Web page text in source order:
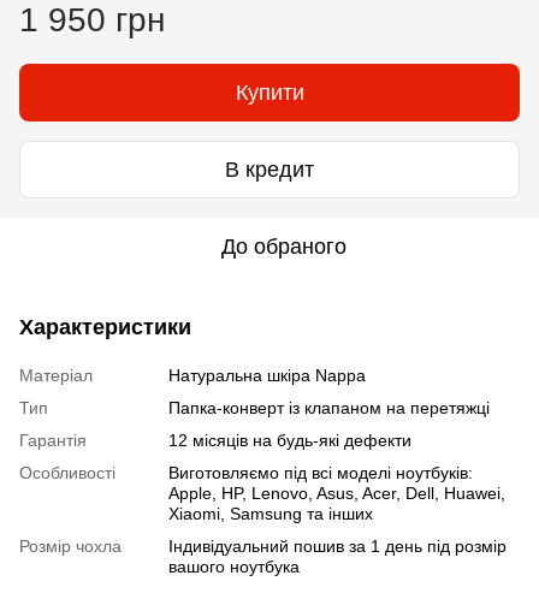
1 950 грн
Купити
В кредит
До обраного
Характеристики
Матеріал
Натуральна шкіра Nappa
Тип
Папка-конверт із клапаном на перетяжці
Гарантія
12 місяців на будь-які дефекти
Особливості
Виготовляємо під всі моделі ноутбуків:
Apple, HP, Lenovo, Asus, Acer, Dell, Huawei,
Xiaomi, Samsung та інших
Розмір чохла
Індивідуальний пошив за 1 день під розмір
вашого ноутбука